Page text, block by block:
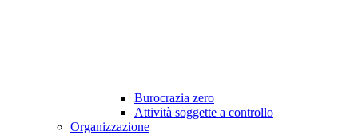
Burocrazia zero
Attività soggette a controllo
Organizzazione